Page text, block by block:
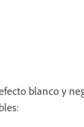
blanco y